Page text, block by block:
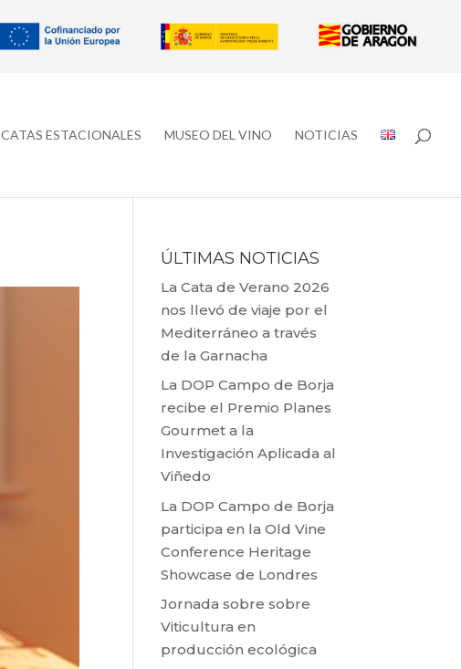
CATAS ESTACIONALES MUSEO DEL VINO NOTICIAS
ÚLTIMAS NOTICIAS
La Cata de Verano 2026
nos llevó de viaje por el
Mediterráneo a través
de la Garnacha
La DOP Campo de Borja
recibe el Premio Planes
Gourmet a la
Investigación Aplicada al
Viñedo
La DOP Campo de Borja
participa en la Old Vine
Conference Heritage
Showcase de Londres
Jornada sobre sobre
Viticultura en
producción ecológica